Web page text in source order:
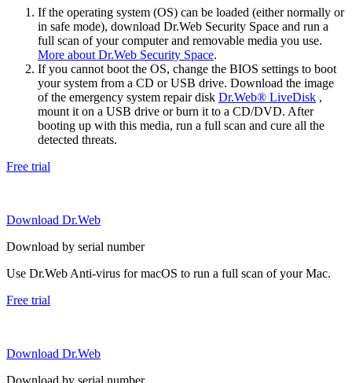
If the operating system (OS) can be loaded (either normally or
in safe mode), download Dr.Web Security Space and run a
full scan of your computer and removable media you use.
More about Dr.Web Security Space.
If you cannot boot the OS, change the BIOS settings to boot
your system from a CD or USB drive. Download the image
of the emergency system repair disk Dr.Web® LiveDisk ,
mount it on a USB drive or burn it to a CD/DVD. After
booting up with this media, run a full scan and cure all the
detected threats.
Free trial
Download Dr.Web
Download by serial number
Use Dr.Web Anti-virus for macOS to run a full scan of your Mac.
Free trial
Download Dr.Web